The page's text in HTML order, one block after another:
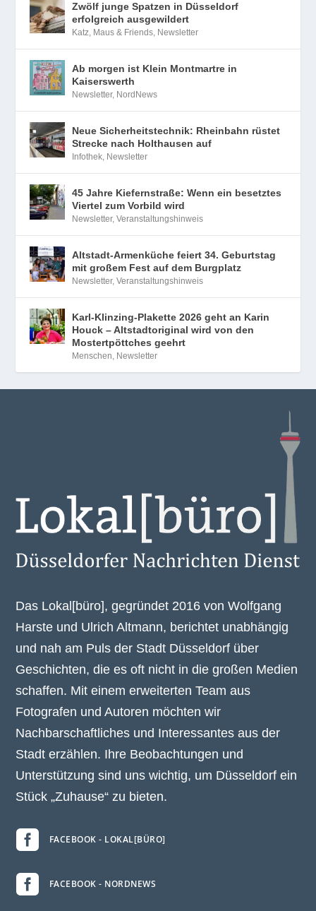
Zwölf junge Spatzen in Düsseldorf
erfolgreich ausgewildert
Katz, Maus & Friends, Newsletter
Ab morgen ist Klein Montmartre in
Kaiserswerth
Newsletter, NordNews
Neue Sicherheitstechnik: Rheinbahn rüstet
Strecke nach Holthausen auf
Infothek, Newsletter
45 Jahre Kiefernstraße: Wenn ein besetztes
Viertel zum Vorbild wird
Newsletter,Veranstaltungshinweis
Altstadt-Armenküche feiert 34. Geburtstag
mit großem Fest auf dem Burgplatz
Newsletter,Veranstaltungshinweis
Karl-Klinzing-Plakette 2026 geht an Karin
Houck – Altstadtoriginal wird von den
Mostertpöttches geehrt
Menschen, Newsletter
Das Lokal[büro], gegründet 2016 von Wolfgang
Harste und Ulrich Altmann, berichtet unabhängig
und nah am Puls der Stadt Düsseldorf über
Geschichten, die es oft nicht in die großen Medien
schaffen. Mit einem erweiterten Team aus
Fotografen und Autoren möchten wir
Nachbarschaftliches und Interessantes aus der
Stadt erzählen. Ihre Beobachtungen und
Unterstützung sind uns wichtig, um Düsseldorf ein
Stück „Zuhause“ zu bieten.
 FACEBOOK - LOKAL[BÜRO]
 FACEBOOK - NORDNEWS